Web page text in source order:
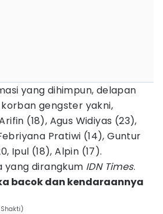
yang dihimpun, delapan
gengster yakni,
(18), Agus Widiyas (23),
Pratiwi (14), Guntur
Ipul (18), Alpin (17).
dirangkum IDN Times.
bacok dan kendaraannya